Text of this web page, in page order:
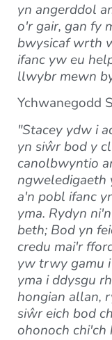
yn angerddol
o'r gair, gan fy
bwysicaf wrth
ifanc yw eu
llwybr mewn
Ychwanegodd
"Stacey ydw i
yn siŵr bod y
canolbwyntio
a'n pobl ifanc
yma. Rydyn
beth; Bod yn
credu mai'r
yw trwy gamu
yma i ddysgu
hongian allan,
siŵr eich bod
ohonoch chi'ch